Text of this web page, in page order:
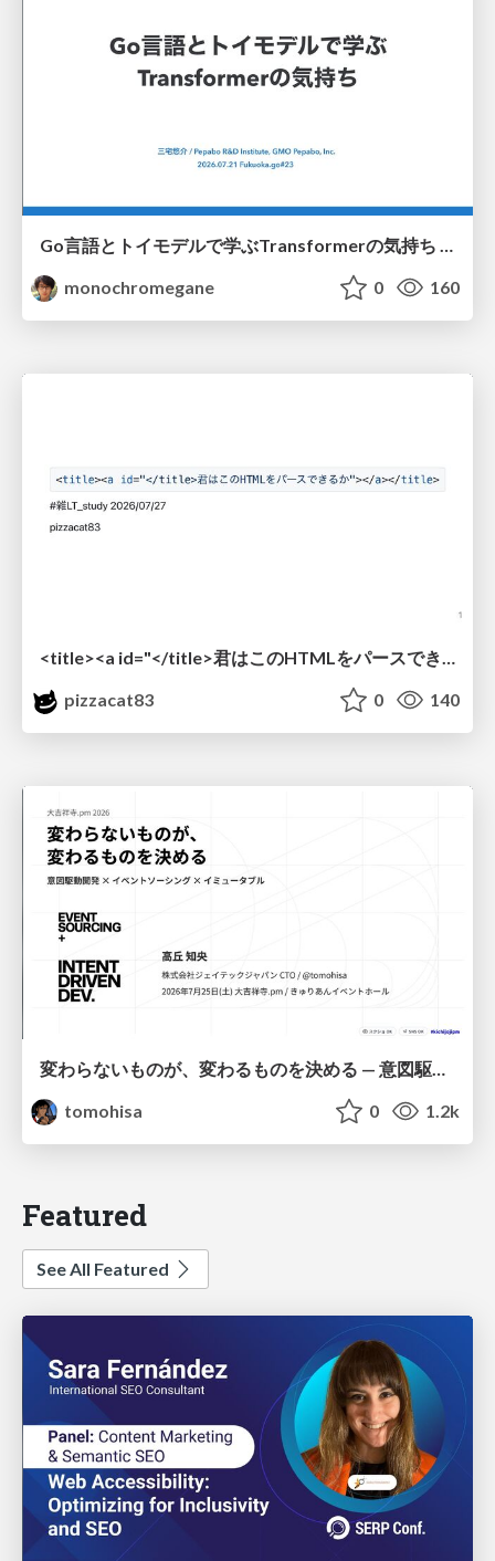
Go言語とトイモデルで学ぶTransformerの気持ち / fukuokago23-transformer
monochromegane
0 160
pizzacat83
0 140
変わらないものが、変わるものを決める — 意図駆動開発 × イベントソーシング × イミュータブル | What Doesn't Change Decides What Can — IDD × Event Sourcing × Immutability
tomohisa
0 1.2k
Featured
See All Featured